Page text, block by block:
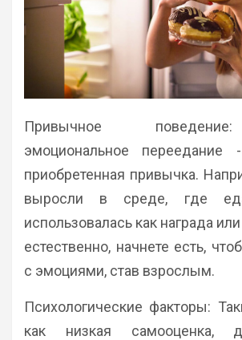
Привычное
эмоциональное переедание
приобретенная привычка.
выросли в среде, где
использовалась как награда
естественно, начнете есть,
с эмоциями, став взрослым.
Психологические факторы:
как низкая самооценка,